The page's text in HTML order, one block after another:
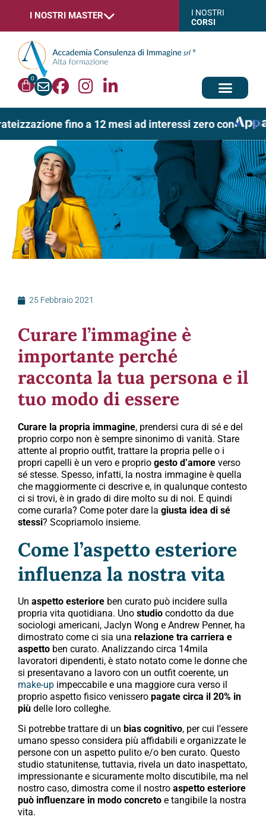
I NOSTRI MASTER
I NOSTRI
CORSI
0
fino a 12 mesi ad interessi zero con
25 Febbraio 2021
Curare l’immagine è
importante perché
racconta la tua persona e il
tuo modo di essere
Curare la propria immagine, prendersi cura di sé e del
proprio corpo non è sempre sinonimo di vanità. Stare
attente al proprio outfit, trattare la propria pelle o i
propri capelli è un vero e proprio gesto d’amore verso
sé stesse. Spesso, infatti, la nostra immagine è quella
che maggiormente ci descrive e, in qualunque contesto
ci si trovi, è in grado di dire molto su di noi. E quindi
come curarla? Come poter dare la giusta idea di sé
stessi? Scopriamolo insieme.
Come l’aspetto esteriore
influenza la nostra vita
Un aspetto esteriore ben curato può incidere sulla
propria vita quotidiana. Uno studio condotto da due
sociologi americani, Jaclyn Wong e Andrew Penner, ha
dimostrato come ci sia una relazione tra carriera e
aspetto ben curato. Analizzando circa 14mila
lavoratori dipendenti, è stato notato come le donne che
si presentavano a lavoro con un outfit coerente, un
make-up impeccabile e una maggiore cura verso il
proprio aspetto fisico venissero pagate circa il 20% in
più delle loro colleghe.
Si potrebbe trattare di un bias cognitivo, per cui l’essere
umano spesso considera più affidabili e organizzate le
persone con un aspetto pulito e/o ben curato. Questo
studio statunitense, tuttavia, rivela un dato inaspettato,
impressionante e sicuramente molto discutibile, ma nel
nostro caso, dimostra come il nostro aspetto esteriore
può influenzare in modo concreto e tangibile la nostra
vita.